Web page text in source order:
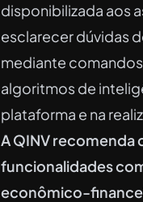
disponibilizada aos
esclarecer dúvidas
mediante
algoritmos de
plataforma e na
A QINV recomenda
funcionalidades
econômico-